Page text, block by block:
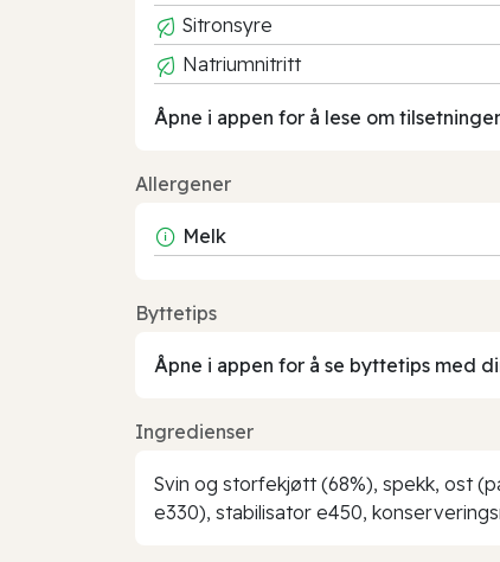
Sitronsyre
Natriumnitritt
Åpne i appen for å lese om
Allergener
Melk
Byttetips
Åpne i appen for å se byttetips med
Ingredienser
Svin og storfekjøtt (68%), spekk, ost
e330), stabilisator e450,